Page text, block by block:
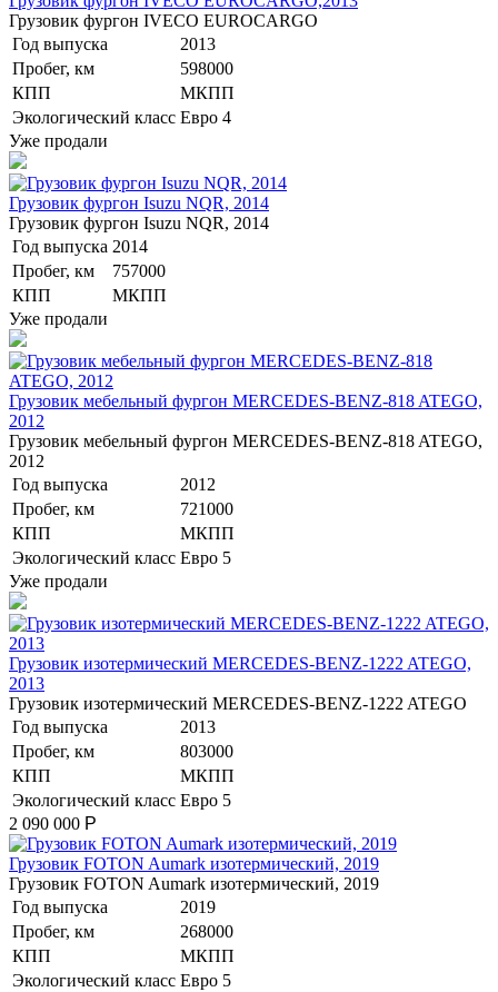
Грузовик фургон IVECO EUROCARGO
Год выпуска
2013
Пробег, км
598000
КПП
МКПП
Экологический класс Евро 4
Уже продали
Грузовик фургон Isuzu NQR, 2014
Грузовик фургон Isuzu NQR, 2014
Год выпуска 2014
Пробег, км
757000
КПП
МКПП
Уже продали
Грузовик мебельный фургон MERCEDES-BENZ-818 ATEGO,
2012
Грузовик мебельный фургон MERCEDES-BENZ-818 ATEGO,
2012
Год выпуска
2012
Пробег, км
721000
КПП
МКПП
Экологический класс Евро 5
Уже продали
Грузовик изотермический MERCEDES-BENZ-1222 ATEGO,
2013
Грузовик изотермический MERCEDES-BENZ-1222 ATEGO
Год выпуска
2013
Пробег, км
803000
КПП
МКПП
Экологический класс Евро 5
2 090 000 Р
Грузовик FOTON Aumark изотермический, 2019
Грузовик FOTON Aumark изотермический, 2019
Год выпуска
2019
Пробег, км
268000
КПП
МКПП
Экологический класс Евро 5